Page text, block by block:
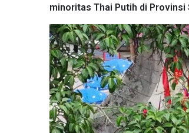
minoritas Thai Putih di Provinsi